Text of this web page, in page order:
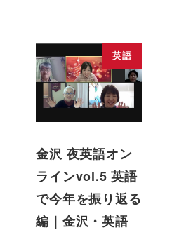
英語
金沢 夜英語オン
ラインvol.5 英語
で今年を振り返る
編｜金沢・英語